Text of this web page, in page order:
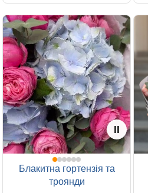
Блакитна гортензія та
троянди